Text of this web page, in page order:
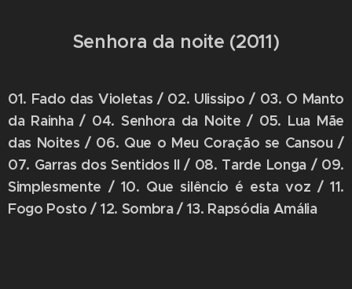
Senhora da noite (2011)
01. Fado das Violetas / 02. Ulissipo / 03. O Manto
da Rainha/ 04. Senhora da Noite / 05. Lua Mãe
das Noites / 06. Que o Meu Coração se Cansou/
07. Garras dos Sentidos II/ 08. Tarde Longa/ 09.
Simplesmente / 10. Que silêncio é esta voz / 11.
Fogo Posto / 12. Sombra/ 13. Rapsódia Amália